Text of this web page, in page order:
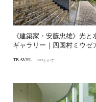
《建築家・安藤忠雄》光と
ギャラリー｜四国村ミウゼ
TRAVEL 2025.4.17